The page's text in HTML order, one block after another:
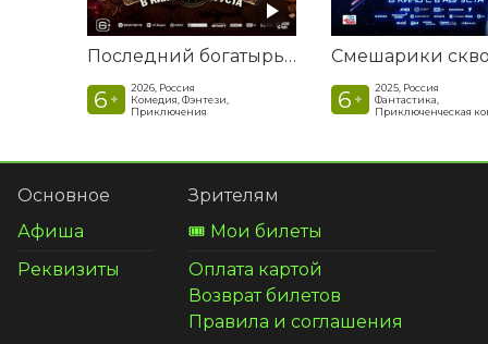
Последний богатырь. Колобок
6 +
2026, Россия
Комедия, Фэнтези,
Приключения
6 +
2025, Россия
Фантастика,
Приключенческая
Основное
Афиша
Реквизиты
Зрителям
🎟️ Мои билеты
Оплата картой
Возврат билетов
Правила и соглашения